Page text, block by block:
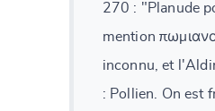
270 : "Planude
mention
inconnu, et
: Pollien. On est
Change